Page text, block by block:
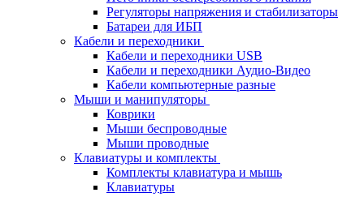
Регуляторы напряжения и стабилизаторы
Батареи для ИБП
Кабели и переходники
Кабели и переходники USB
Кабели и переходники Аудио-Видео
Кабели компьютерные разные
Мыши и манипуляторы
Коврики
Мыши беспроводные
Мыши проводные
Клавиатуры и комплекты
Комплекты клавиатура и мышь
Клавиатуры